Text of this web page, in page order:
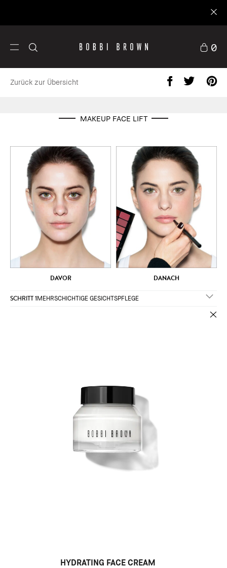
Hautpflege
0
Zurück zur Übersicht
MAKEUP FACE LIFT
DAVOR DANACH
SCHRITT 1MEHRSCHICHTIGE GESICHTSPFLEGE
HYDRATING FACE CREAM